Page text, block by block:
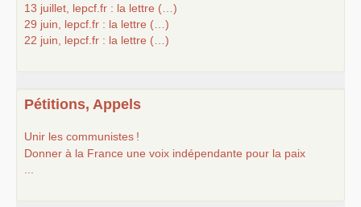
13 juillet, lepcf.fr : la lettre (…)
29 juin, lepcf.fr : la lettre (…)
22 juin, lepcf.fr : la lettre (…)
Pétitions, Appels
Unir les communistes !
Donner à la France une voix indépendante pour la paix